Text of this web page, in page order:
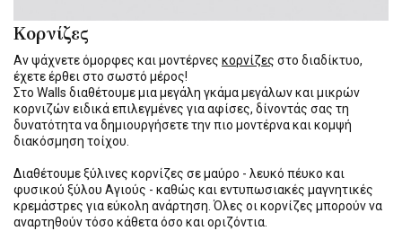
Κορνίζες
Αν ψάχνετε όμορφες και μοντέρνες κορνίζες στο διαδίκτυο,
έχετε έρθει στο σωστό μέρος!
Στο Walls διαθέτουμε μια μεγάλη γκάμα μεγάλων και μικρών
κορνιζών ειδικά επιλεγμένες για αφίσες, δίνοντάς σας τη
δυνατότητα να δημιουργήσετε την πιο μοντέρνα και κομψή
διακόσμηση τοίχου.
Διαθέτουμε ξύλινες κορνίζες σε μαύρο - λευκό πέυκο και
φυσικού ξύλου Αγιούς - καθώς και εντυπωσιακές μαγνητικές
κρεμάστρες για εύκολη ανάρτηση. Όλες οι κορνίζες μπορούν να
αναρτηθούν τόσο κάθετα όσο και οριζόντια.